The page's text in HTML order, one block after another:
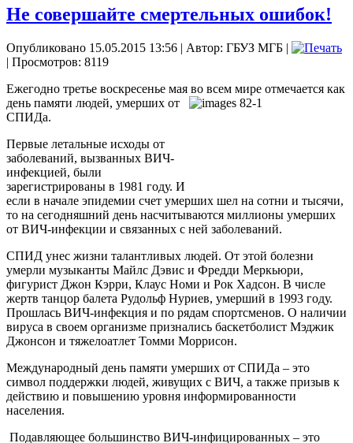
Не совершайте смертельных ошибок!
Опубликовано 15.05.2015 13:56 | Автор: ГБУЗ МГБ |
| Просмотров: 8119
Ежегодно третье воскресенье мая во всем мире отмечается как
день памяти людей, умерших от
СПИДа.
Первые летальные исходы от
заболеваний, вызванных ВИЧ-
инфекцией, были
зарегистрированы в 1981 году. И
если в начале эпидемии счет умерших шел на сотни и тысячи,
то на сегодняшний день насчитываются миллионы умерших
от ВИЧ-инфекции и связанных с ней заболеваний.
СПИД унес жизни талантливых людей. От этой болезни
умерли музыканты Майлс Дэвис и Фредди Меркьюри,
фигурист Джон Кэрри, Клаус Номи и Рок Хадсон. В числе
жертв танцор балета Рудольф Нуриев, умерший в 1993 году.
Прошлась ВИЧ-инфекция и по рядам спортсменов. О наличии
вируса в своем организме признались баскетболист Мэджик
Джонсон и тяжелоатлет Томми Моррисон.
Международный день памяти умерших от СПИДа – это
символ поддержки людей, живущих с ВИЧ, а также призыв к
действию и повышению уровня информированности
населения.
Подавляющее большинство ВИЧ-инфицированных – это